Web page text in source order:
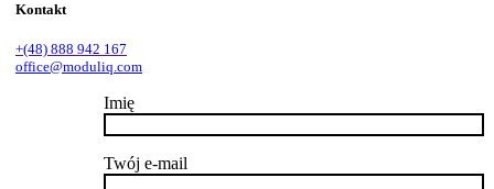
Kontakt
+(48) 888 942 167
office@moduliq.com
Imię
Twój e-mail